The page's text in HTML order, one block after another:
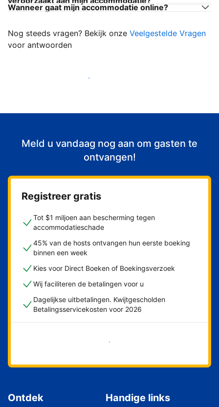
Wanneer gaat mijn accommodatie online?
Nog steeds vragen? Bekijk onze Veelgestelde Vragen
voor antwoorden
Begin met het verwelkomen van gasten
Meld u vandaag nog aan om gasten te
ontvangen!
Registreer gratis
Tot $1 miljoen aan bescherming tegen
accommodatieschade
45% van de hosts ontvangen hun eerste boeking
binnen een week
Kies voor Direct Boeken of Boekingsverzoek
Wij faciliteren de betalingen voor u
Dagelijkse uitbetalingen. Kwijtgescholden
Betalingsservicekosten voor 2026
Nu meteen beginnen
Ontdek Handige links